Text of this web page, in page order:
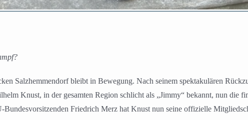
Salzhemmendorf bleibt in Bewegung. Nach seinem spektakulären
Knust, in der gesamten Region schlicht als „Jimmy“ bekannt, nun die
Friedrich Merz hat Knust nun seine offizielle